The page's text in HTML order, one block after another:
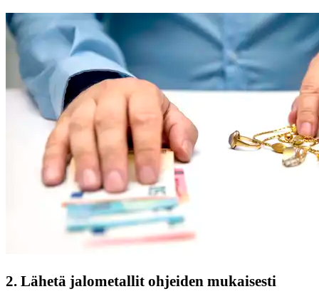
2. Lähetä jalometallit ohjeiden mukaisesti